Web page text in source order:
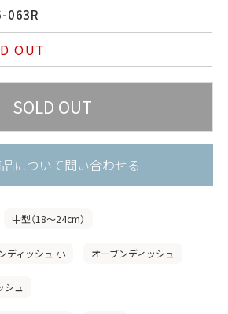
063R
OUT
について問い合わせる
中型（18〜24cm）
ディッシュ 小 オーブンディッシュ
シュ